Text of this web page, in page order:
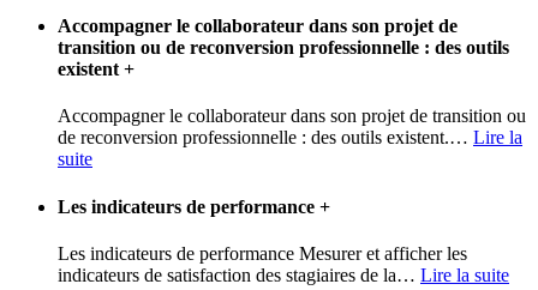
Accompagner le collaborateur dans son projet de
transition ou de reconversion professionnelle : des outils
existent +
Accompagner le collaborateur dans son projet de transition ou
de reconversion professionnelle : des outils existent.… Lire la
suite
Les indicateurs de performance +
Les indicateurs de performance Mesurer et afficher les
indicateurs de satisfaction des stagiaires de la… Lire la suite